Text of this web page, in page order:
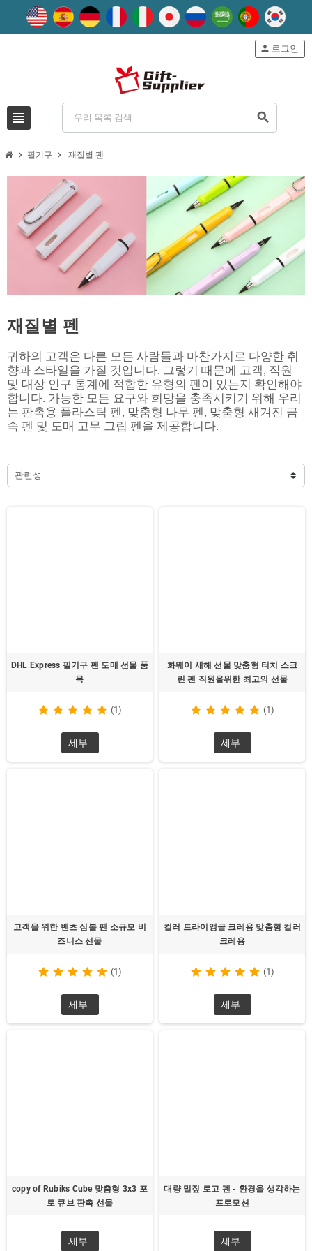
view_headline search
person 로그인
chevron_right 필기구 chevron_right 재질별 펜
재질별 펜
귀하의 고객은 다른 모든 사람들과 마찬가지로 다양한 취
향과 스타일을 가질 것입니다. 그렇기 때문에 고객, 직원
및 대상 인구 통계에 적합한 유형의 펜이 있는지 확인해야
합니다. 가능한 모든 요구와 희망을 충족시키기 위해 우리
는 판촉용 플라스틱 펜, 맞춤형 나무 펜, 맞춤형 새겨진 금
속 펜 및 도매 고무 그립 펜을 제공합니다.
관련성
DHL Express 필기구 펜 도매 선물 품
목
(1)
세부
화웨이 새해 선물 맞춤형 터치 스크
린 펜 직원을위한 최고의 선물
(1)
세부
고객을 위한 벤츠 심볼 펜 소규모 비
즈니스 선물
(1)
세부
컬러 트라이앵글 크레용 맞춤형 컬러
크레용
(1)
세부
copy of Rubiks Cube 맞춤형 3x3 포
토 큐브 판촉 선물
세부
대량 밀짚 로고 펜 - 환경을 생각하는
프로모션
세부